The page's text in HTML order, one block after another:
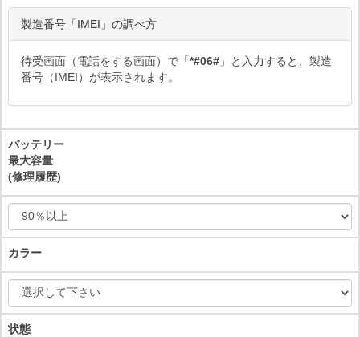
製造番号「IMEI」の調べ方
待受画面（電話をする画面）で「*#06# 」と入力すると、製造
番号（IMEI）が表示されます。
バッテリー
最大容量
(修理履歴)
カラー
状態